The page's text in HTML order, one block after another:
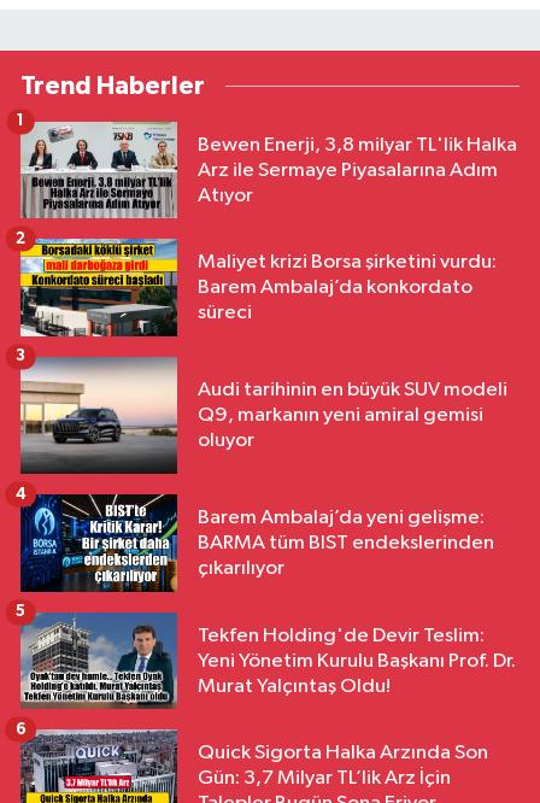
Trend Haberler
Bewen Enerji, 3,8 milyar TL'lik Halka
Arz ile Sermaye Piyasalarına Adım
Atıyor
1
Maliyet krizi Borsa şirketini vurdu:
Barem Ambalaj’da konkordato
süreci
2
Audi tarihinin en büyük SUV modeli
Q9, markanın yeni amiral gemisi
oluyor
3
Barem Ambalaj’da yeni gelişme:
BARMA tüm BIST endekslerinden
çıkarılıyor
4
Tekfen Holding'de Devir Teslim:
Yeni Yönetim Kurulu Başkanı Prof. Dr.
Murat Yalçıntaş Oldu!
5
Quick Sigorta Halka Arzında Son
Gün: 3,7 Milyar TL’lik Arz İçin
6